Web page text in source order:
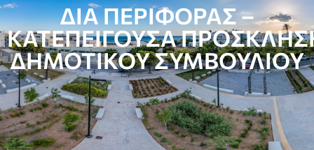
ΔΙΑ ΠΕΡΙΦΟΡΑΣ –
ΚΑΤΕΠΕΙΓΟΥΣΑ
ΔΗΜΟΤΙΚΟΥ ΣΥΜΒΟΥΛΙΟΥ